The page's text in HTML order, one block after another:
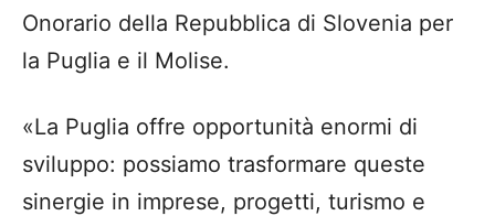
Onorario della Repubblica di Slovenia per
la Puglia e il Molise.
«La Puglia offre opportunità enormi di
sviluppo: possiamo trasformare queste
sinergie in imprese, progetti, turismo e